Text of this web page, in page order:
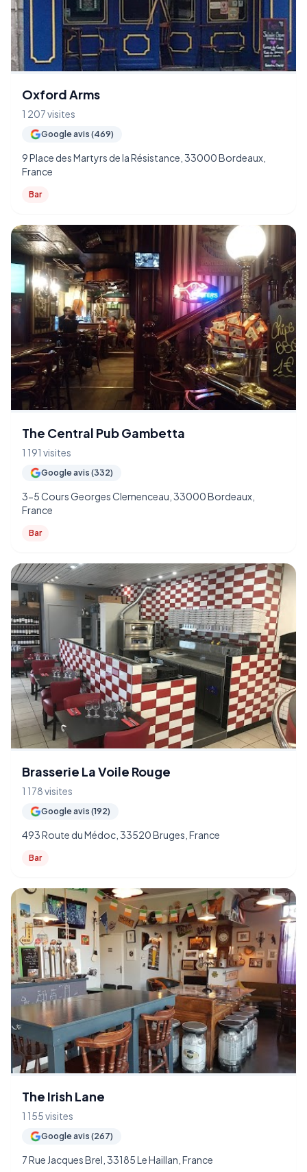
Oxford Arms
1 207 visites
Google avis (469)
9 Place des Martyrs de la Résistance, 33000 Bordeaux,
France
Bar
The Central Pub Gambetta
1 191 visites
Google avis (332)
3-5 Cours Georges Clemenceau, 33000 Bordeaux,
France
Bar
Brasserie La Voile Rouge
1 178 visites
Google avis (192)
493 Route du Médoc, 33520 Bruges, France
Bar
The Irish Lane
1 155 visites
Google avis (267)
7 Rue Jacques Brel, 33185 Le Haillan, France